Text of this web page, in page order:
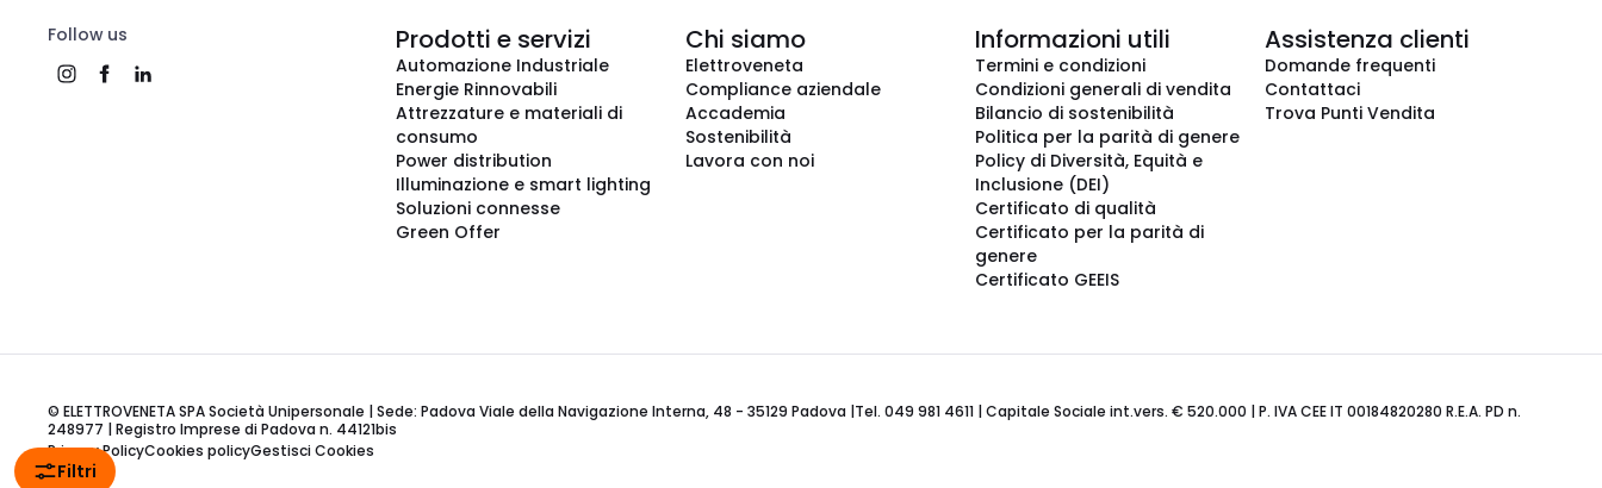
Filtri
Follow us Prodotti e servizi
Automazione Industriale
Energie Rinnovabili
Attrezzature e materiali di
consumo
Power distribution
Illuminazione e smart lighting
Soluzioni connesse
Green Offer
Chi siamo
Elettroveneta
Compliance aziendale
Accademia
Sostenibilità
Lavora con noi
Informazioni utili
Termini e condizioni
Condizioni generali di vendita
Bilancio di sostenibilità
Politica per la parità di genere
Policy di Diversità, Equità e
Inclusione (DEI)
Certificato di qualità
Certificato per la parità di
genere
Certificato GEEIS
Assistenza clienti
Domande frequenti
Contattaci
Trova Punti Vendita
© ELETTROVENETA SPA Società Unipersonale | Sede: Padova Viale della Navigazione Interna, 48 - 35129 Padova |Tel. 049 981 4611 | Capitale Sociale int.vers. € 520.000 | P. IVA CEE IT 00184820280 R.E.A. PD n.
248977 | Registro Imprese di Padova n. 44121bis
Privacy PolicyCookies policyGestisci Cookies